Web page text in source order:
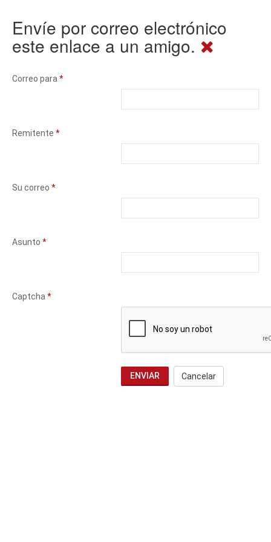
Envíe por correo electrónico
este enlace a un amigo.
Correo para *
Remitente *
Su correo *
Asunto *
Captcha *
ENVIAR Cancelar